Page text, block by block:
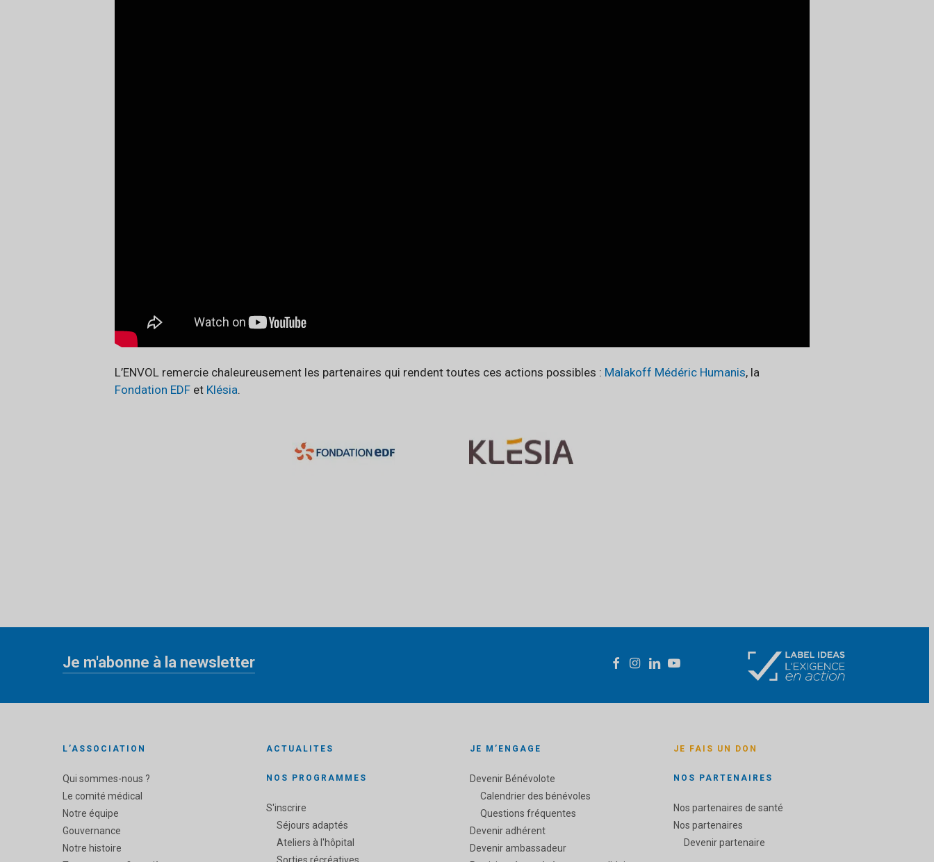
L’ENVOL remercie chaleureusement les partenaires qui rendent toutes ces actions possibles : Malakoff Médéric Humanis, la
Fondation EDFet Klésia.
Je m'abonne à la newsletter
L’ASSOCIATION
Qui sommes-nous ?
Le comité médical
Notre équipe
Gouvernance
Notre histoire
ACTUALITES
NOS PROGRAMMES
S'inscrire
Séjours adaptés
Ateliers à l'hôpital
JE M’ENGAGE
Devenir Bénévolote
Calendrier des bénévoles
Questions fréquentes
Devenir adhérent
Devenir ambassadeur
JE FAIS UN DON
NOS PARTENAIRES
Nos partenaires de santé
Nos partenaires
Devenir partenaire